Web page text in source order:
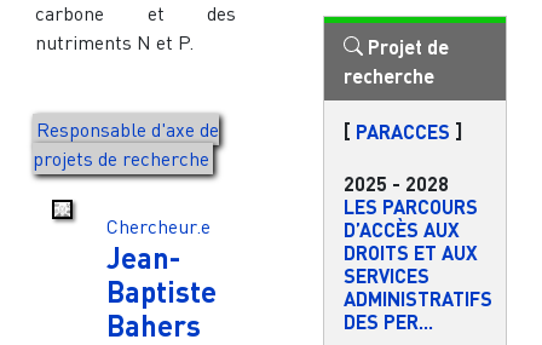
carbone et des
nutriments N et P.
Responsable d'axe de
projets de recherche
Chercheur.e
Jean-
Baptiste
Bahers
Projet de
recherche
[ PARACCES ]
2025 - 2028
LES PARCOURS
D’ACCÈS AUX
DROITS ET AUX
SERVICES
ADMINISTRATIFS
DES PER...